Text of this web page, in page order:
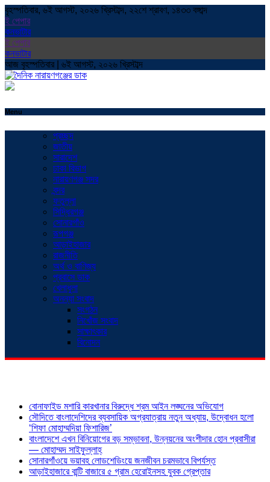
বৃহস্পতিবার, ৬ই আগস্ট, ২০২৬ খ্রিস্টাব্দ, ২২শে শ্রাবণ, ১৪৩৩ বঙ্গাব্দ
ই পেপার
কনভাটার
ই পেপার
কনভাটার
আজ বৃহস্পতিবার | ৬ই আগস্ট, ২০২৬ খ্রিস্টাব্দ
Menu
প্রচ্ছদ
জাতীয়
সারাদেশ
ঢাকা বিভাগ
নারায়ণগঞ্জ সদর
বন্দর
ফতুল্লা
সিদ্ধিরগঞ্জ
সোনারগাঁও
রূপগঞ্জ
আড়াইহাজার
রাজনীতি
অর্থ ও বাণিজ্য
প্রবাসে ডাক
খেলাধুলা
অনন্যা সংবাদ
সংগঠন
নিখোঁজ সংবাদ
সাক্ষাৎকার
বিনোদন
বোনাফাইড মশারি কারখানার বিরুদ্ধে শ্রম আইন লঙ্ঘনের অভিযোগ
সৌদিতে বাংলাদেশিদের ব্যবসায়িক অগ্রযাত্রায় নতুন অধ্যায়, উদ্বোধন হলো
‘শিফা মোহাম্মদিয়া ফিশারিজ’
বাংলাদেশে এখন বিনিয়োগের বড় সম্ভাবনা, উন্নয়নের অংশীদার হোন প্রবাসীরা
— মোহাম্মদ সাইফুল্লাহ্
সোনারগাঁওয়ে ভয়াবহ লোডশেডিংয়ে জনজীবন চরমভাবে বিপর্যস্ত
আড়াইহাজারে বান্টি বাজারে ৫ গ্রাম হেরোইনসহ যুবক গ্রেপ্তার